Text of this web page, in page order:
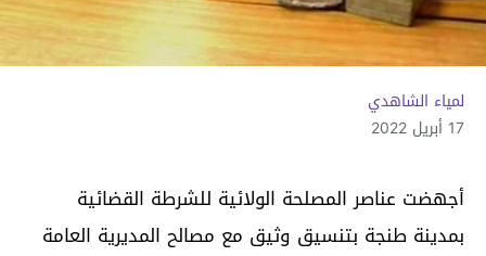
لمياء الشاهدي
17 أبريل 2022
أجهضت عناصر المصلحة الولائية للشرطة القضائية
بمدينة طنجة بتنسيق وثيق مع مصالح المديرية العامة